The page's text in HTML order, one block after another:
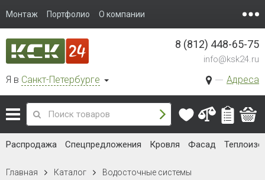
Монтаж Портфолио О компании
Я в Санкт-Петербурге Адреса
8 (812) 448-65-75
info@ksk24.ru
Распродажа Спецпредложения Кровля Фасад
Главная Каталог Водосточные системы